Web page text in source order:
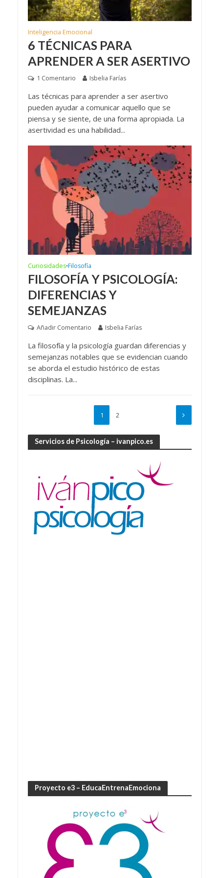
Inteligencia Emocional
6 TÉCNICAS PARA
APRENDER A SER ASERTIVO
1 Comentario Isbelia Farías
Las técnicas para aprender a ser asertivo
pueden ayudar a comunicar aquello que se
piensa y se siente, de una forma apropiada. La
asertividad es una habilidad...
Curiosidades•Filosofía
FILOSOFÍA Y PSICOLOGÍA:
DIFERENCIAS Y
SEMEJANZAS
Añadir Comentario Isbelia Farías
La filosofía y la psicología guardan diferencias y
semejanzas notables que se evidencian cuando
se aborda el estudio histórico de estas
disciplinas. La...
1 2
Servicios de Psicología – ivanpico.es
Proyecto e3 – EducaEntrenaEmociona